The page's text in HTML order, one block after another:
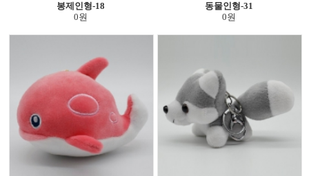
봉제인형-18
0원
동물인형-31
0원